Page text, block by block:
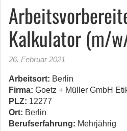
Kalkulator (m/
26. Februar 2021
Arbeitsort: Berlin
Firma: Goetz + Müller GmbH
PLZ: 12277
Ort: Berlin
Berufserfahrung: Mehrjährig